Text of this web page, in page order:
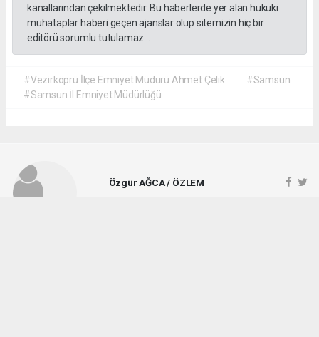
kanallarından çekilmektedir. Bu haberlerde yer alan hukuki
muhataplar haberi geçen ajanslar olup sitemizin hiç bir
editörü sorumlu tutulamaz...
#Vezirköprü İlçe Emniyet Müdürü Ahmet Çelik
#Samsun
#Samsun İl Emniyet Müdürlüğü
Özgür AĞCA / ÖZLEM